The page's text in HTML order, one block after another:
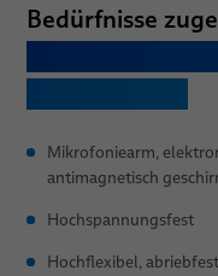
Bedürfnisse
Mikrofoniearm,
antimagnetisch
Hochspannungsfest
Hochflexibel,